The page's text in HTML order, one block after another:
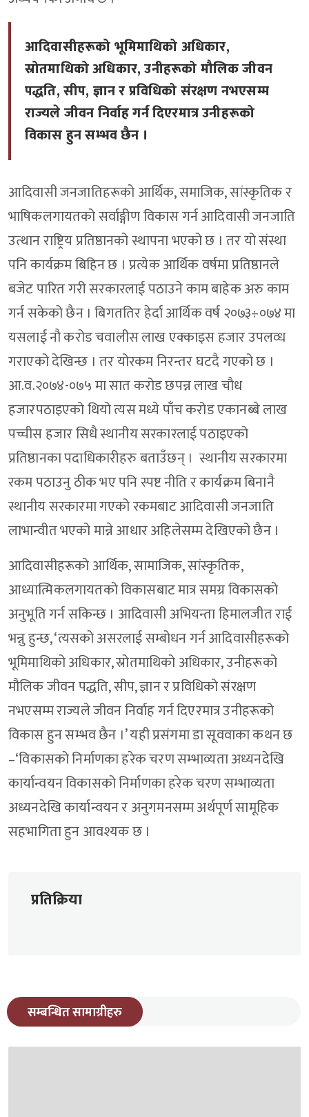
आदिवासीहरूको भूमिमाथिको अधिकार,
स्रोतमाथिको अधिकार, उनीहरूको मौलिक जीवन
पद्धति, सीप, ज्ञान र प्रविधिको संरक्षण नभएसम्म
राज्यले जीवन निर्वाह गर्न दिएरमात्र उनीहरूको
विकास हुन सम्भव छैन ।
आदिवासी जनजातिहरूको आर्थिक, समाजिक, सांस्कृतिक र
भाषिकलगायतको सर्वाङ्गीण विकास गर्न आदिवासी जनजाति
उत्थान राष्ट्रिय प्रतिष्ठानको स्थापना भएको छ । तर यो संस्था
पनि कार्यक्रम बिहिन छ । प्रत्येक आर्थिक वर्षमा प्रतिष्ठानले
बजेट पारित गरी सरकारलाई पठाउने काम बाहेक अरु काम
गर्न सकेको छैन । बिगततिर हेर्दा आर्थिक वर्ष २०७३÷०७४ मा
यसलाई नौ करोड चवालीस लाख एक्काइस हजार उपलव्ध
गराएको देखिन्छ । तर योरकम निरन्तर घटदै गएको छ ।
आ.व.२०७४-०७५ मा सात करोड छपन्न लाख चौध
हजारपठाइएको थियो त्यस मध्ये पाँच करोड एकानब्बे लाख
पच्चीस हजार सिधै स्थानीय सरकारलाई पठाइएको
प्रतिष्ठानका पदाधिकारीहरु बताउँछन् । स्थानीय सरकारमा
रकम पठाउनु ठीक भए पनि स्पष्ट नीति र कार्यक्रम बिनानै
स्थानीय सरकारमा गएको रकमबाट आदिवासी जनजाति
लाभान्वीत भएको मान्ने आधार अहिलेसम्म देखिएको छैन ।
आदिवासीहरूको आर्थिक, सामाजिक, सांस्कृतिक,
आध्यात्मिकलगायतको विकासबाट मात्र समग्र विकासको
अनुभूति गर्न सकिन्छ । आदिवासी अभियन्ता हिमालजीत राई
भन्नु हुन्छ, ‘त्यसको असरलाई सम्बोधन गर्न आदिवासीहरूको
भूमिमाथिको अधिकार, स्रोतमाथिको अधिकार, उनीहरूको
मौलिक जीवन पद्धति, सीप, ज्ञान र प्रविधिको संरक्षण
नभएसम्म राज्यले जीवन निर्वाह गर्न दिएरमात्र उनीहरूको
विकास हुन सम्भव छैन ।’ यही प्रसंगमा डा सूववाका कथन छ
–‘विकासको निर्माणका हरेक चरण सम्भाव्यता अध्यनदेखि
कार्यान्वयन विकासको निर्माणका हरेक चरण सम्भाव्यता
अध्यनदेखि कार्यान्वयन र अनुगमनसम्म अर्थपूर्ण सामूहिक
सहभागिता हुन आवश्यक छ ।
प्रतिक्रिया
सम्बन्धित सामाग्रीहरु